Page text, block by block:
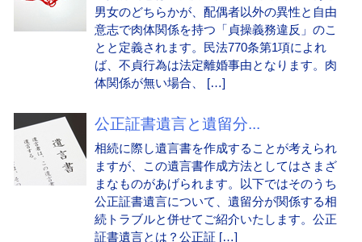
男女のどちらかが、配偶者以外の異性と自由
意志で肉体関係を持つ「貞操義務違反」のこ
とと定義されます。民法770条第1項によれ
ば、不貞行為は法定離婚事由となります。肉
体関係が無い場合、 […]
公正証書遺言と遺留分...
相続に際し遺言書を作成することが考えられ
ますが、この遺言書作成方法としてはさまざ
まなものがあげられます。以下ではそのうち
公正証書遺言について、遺留分が関係する相
続トラブルと併せてご紹介いたします。公正
証書遺言とは？公正証 […]